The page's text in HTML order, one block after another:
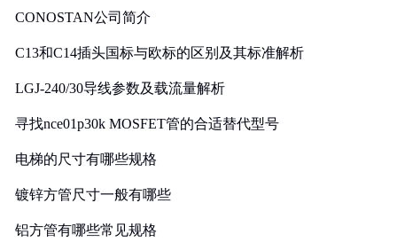
CONOSTAN公司简介
C13和C14插头国标与欧标的区别及其标准解析
LGJ-240/30导线参数及载流量解析
寻找nce01p30k MOSFET管的合适替代型号
电梯的尺寸有哪些规格
镀锌方管尺寸一般有哪些
铝方管有哪些常见规格